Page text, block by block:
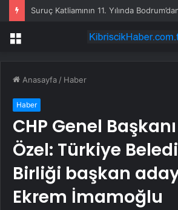
Menü
Anasayfa / Haber
Haber
CHP Genel
Özel: Türkiye
Birliği başkan
Ekrem İmamoğlu